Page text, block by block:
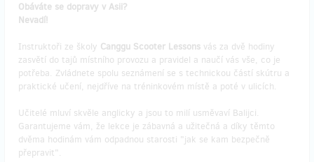
Obáváte se dopravy v Asii?
Nevadí!
Instruktoři ze školy Canggu Scooter Lessons vás za dvě hodiny
zasvětí do tajů místního provozu a pravidel a naučí vás vše, co je
potřeba. Zvládnete spolu seznámení se s technickou částí skútru a
praktické učení, nejdříve na tréninkovém místě a poté v ulicích.
Učitelé mluví skvěle anglicky a jsou to milí usměvaví Balijci.
Garantujeme vám, že lekce je zábavná a užitečná a díky těmto
dvěma hodinám vám odpadnou starosti "jak se kam bezpečně
přepravit".